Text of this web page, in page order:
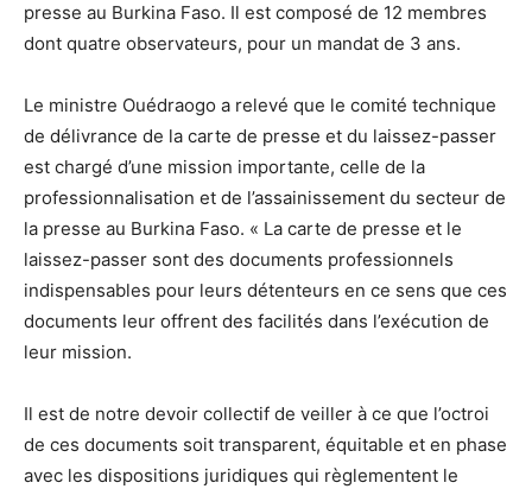
presse au Burkina Faso. Il est composé de 12 membres
dont quatre observateurs, pour un mandat de 3 ans.
Le ministre Ouédraogo a relevé que le comité technique
de délivrance de la carte de presse et du laissez-passer
est chargé d’une mission importante, celle de la
professionnalisation et de l’assainissement du secteur de
la presse au Burkina Faso. « La carte de presse et le
laissez-passer sont des documents professionnels
indispensables pour leurs détenteurs en ce sens que ces
documents leur offrent des facilités dans l’exécution de
leur mission.
Il est de notre devoir collectif de veiller à ce que l’octroi
de ces documents soit transparent, équitable et en phase
avec les dispositions juridiques qui règlementent le